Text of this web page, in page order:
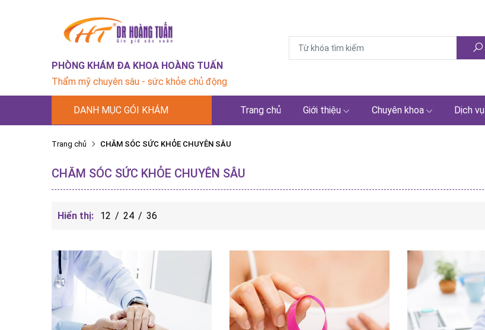
PHÒNG KHÁM ĐA KHOA HOÀNG TUẤN
Thẩm mỹ chuyên sâu - sức khỏe chủ động
DANH MỤC GÓI KHÁM Trang chủ Giới thiệu Chuyên khoa Dịch vụ
Trang chủ CHĂM SÓC SỨC KHỎE CHUYÊN SÂU
CHĂM SÓC SỨC KHỎE CHUYÊN SÂU
Hiển thị: 12 / 24 / 36